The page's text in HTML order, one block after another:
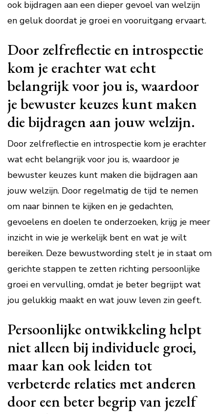
ook bijdragen aan een dieper gevoel van welzijn
en geluk doordat je groei en vooruitgang ervaart.
Door zelfreflectie en introspectie
kom je erachter wat echt
belangrijk voor jou is, waardoor
je bewuster keuzes kunt maken
die bijdragen aan jouw welzijn.
Door zelfreflectie en introspectie kom je erachter
wat echt belangrijk voor jou is, waardoor je
bewuster keuzes kunt maken die bijdragen aan
jouw welzijn. Door regelmatig de tijd te nemen
om naar binnen te kijken en je gedachten,
gevoelens en doelen te onderzoeken, krijg je meer
inzicht in wie je werkelijk bent en wat je wilt
bereiken. Deze bewustwording stelt je in staat om
gerichte stappen te zetten richting persoonlijke
groei en vervulling, omdat je beter begrijpt wat
jou gelukkig maakt en wat jouw leven zin geeft.
Persoonlijke ontwikkeling helpt
niet alleen bij individuele groei,
maar kan ook leiden tot
verbeterde relaties met anderen
door een beter begrip van jezelf